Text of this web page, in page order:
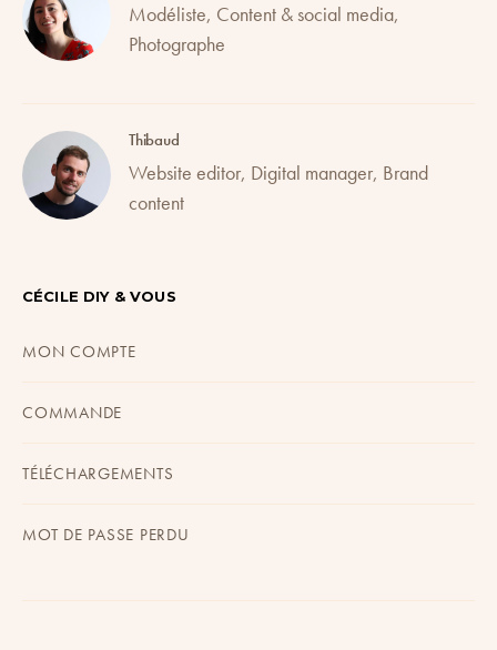
Modéliste, Content & social media,
Photographe
Thibaud
Website editor, Digital manager, Brand
content
CÉCILE DIY & VOUS
MON COMPTE
COMMANDE
TÉLÉCHARGEMENTS
MOT DE PASSE PERDU